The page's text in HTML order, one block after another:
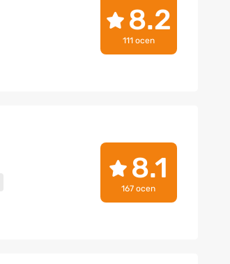
8.2
111 ocen
8.1
167 ocen